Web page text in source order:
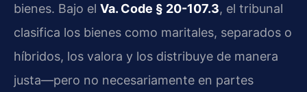
bienes. Bajo el Va. Code § 20-107.3, el tribunal
clasifica los bienes como maritales, separados o
híbridos, los valora y los distribuye de manera
justa—pero no necesariamente en partes